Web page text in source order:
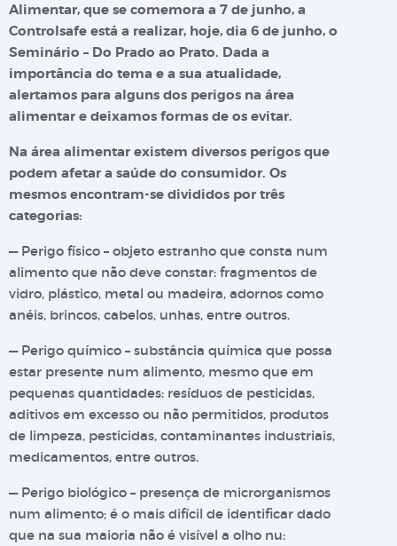
Alimentar, que se comemora a 7 de junho, a
Controlsafe está a realizar, hoje, dia 6 de junho, o
Seminário – Do Prado ao Prato. Dada a
importância do tema e a sua atualidade,
alertamos para alguns dos perigos na área
alimentar e deixamos formas de os evitar.
Na área alimentar existem diversos perigos que
podem afetar a saúde do consumidor. Os
mesmos encontram-se divididos por três
categorias:
— Perigo físico – objeto estranho que consta num
alimento que não deve constar: fragmentos de
vidro, plástico, metal ou madeira, adornos como
anéis, brincos, cabelos, unhas, entre outros.
— Perigo químico – substância química que possa
estar presente num alimento, mesmo que em
pequenas quantidades: resíduos de pesticidas,
aditivos em excesso ou não permitidos, produtos
de limpeza, pesticidas, contaminantes industriais,
medicamentos, entre outros.
— Perigo biológico – presença de microrganismos
num alimento; é o mais difícil de identificar dado
que na sua maioria não é visível a olho nu: